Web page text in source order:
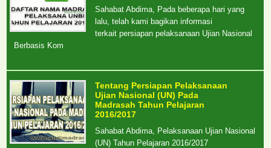
Sahabat Abdima, Pada beberapa hari yang
lalu, telah kami bagikan informasi
terkait persiapan pelaksanaan Ujian Nasional
Berbasis Kom
Tentang Persiapan Pelaksanaan
Ujian Nasional (UN) Pada
Madrasah Tahun Pelajaran
2016/2017
Sahabat Abdima, Pelaksanaan Ujian Nasional
(UN) Tahun Pelajaran 2016/2017